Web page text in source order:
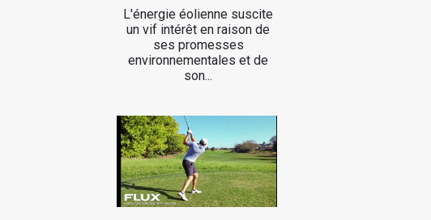
L'énergie éolienne suscite
un vif intérêt en raison de
ses promesses
environnementales et de
son...